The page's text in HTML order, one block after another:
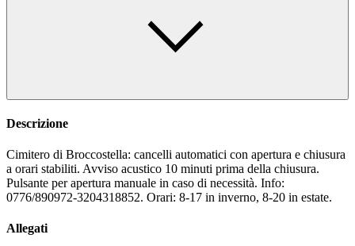
Descrizione
Cimitero di Broccostella: cancelli automatici con apertura e chiusura
a orari stabiliti. Avviso acustico 10 minuti prima della chiusura.
Pulsante per apertura manuale in caso di necessità. Info:
0776/890972-3204318852. Orari: 8-17 in inverno, 8-20 in estate.
Allegati